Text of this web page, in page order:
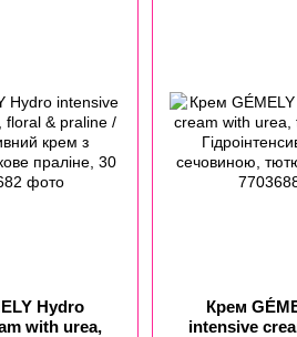
Hydro
with urea,
Крем
intensive